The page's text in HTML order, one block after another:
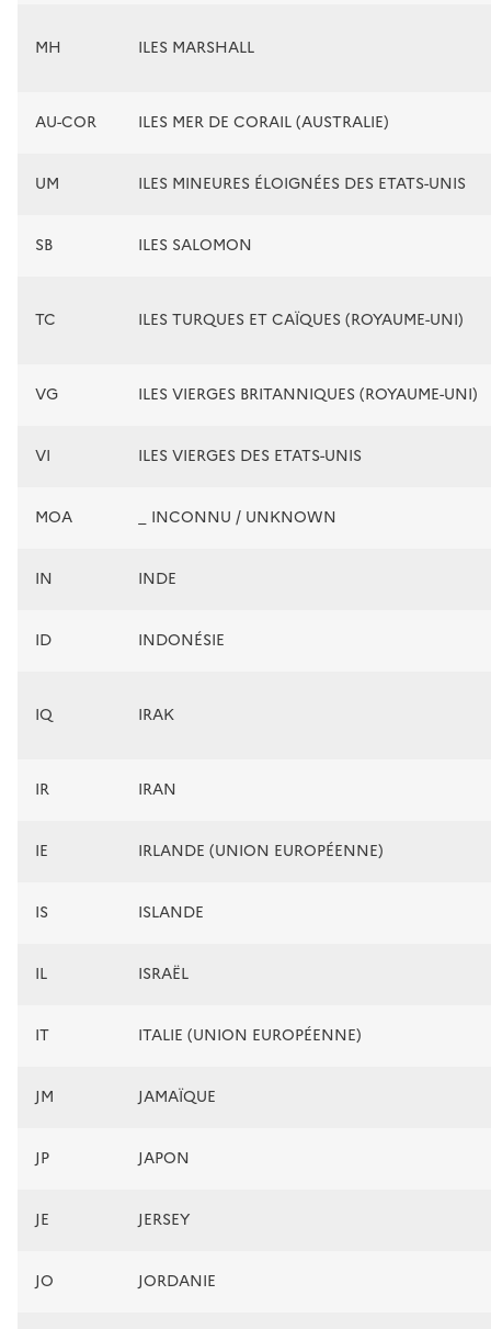
MH ILES MARSHALL
AU-COR ILES MER DE CORAIL (AUSTRALIE)
UM ILES MINEURES ÉLOIGNÉES DES ETATS-UNIS
SB ILES SALOMON
TC ILES TURQUES ET CAÏQUES (ROYAUME-UNI)
VG ILES VIERGES BRITANNIQUES (ROYAUME-UNI)
VI ILES VIERGES DES ETATS-UNIS
MOA _ INCONNU / UNKNOWN
IN INDE
ID INDONÉSIE
IQ IRAK
IR IRAN
IE IRLANDE (UNION EUROPÉENNE)
IS ISLANDE
IL ISRAËL
IT ITALIE (UNION EUROPÉENNE)
JM JAMAÏQUE
JP JAPON
JE JERSEY
JO JORDANIE